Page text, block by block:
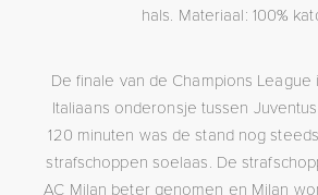
hals. Materiaal: 100%
De finale van de Champions
Italiaans onderonsje tussen
120 minuten was de stand nog
strafschoppen soelaas. De
AC Milan beter genomen en Milan